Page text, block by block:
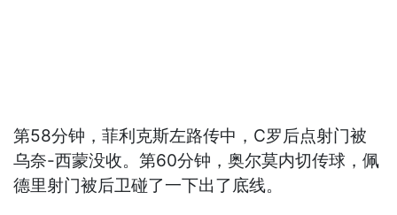
第58分钟，菲利克斯左路传中，C罗后点射门被
乌奈-西蒙没收。第60分钟，奥尔莫内切传球，佩
德里射门被后卫碰了一下出了底线。